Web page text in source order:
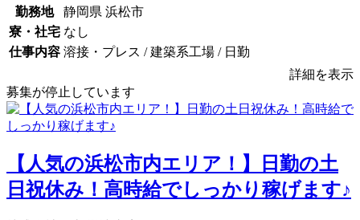
勤務地
静岡県 浜松市
寮・社宅 なし
仕事内容 溶接・プレス / 建築系工場 / 日勤
詳細を表示
募集が停止しています
【人気の浜松市内エリア！】日勤の土
日祝休み！高時給でしっかり稼げます♪